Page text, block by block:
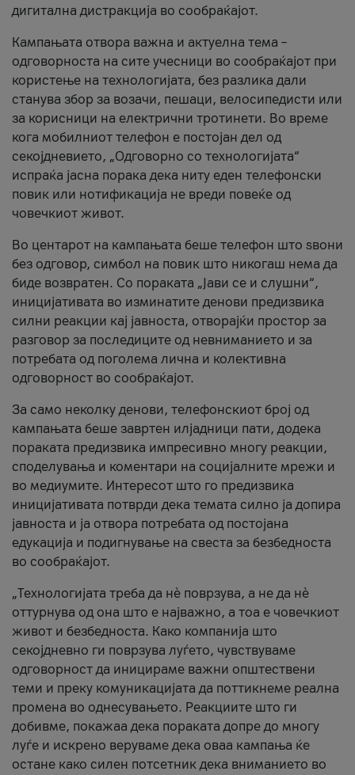
дигитална дистракција во сообраќајот.
Кампањата отвора важна и актуелна тема –
одговорноста на сите учесници во сообраќајот при
користење на технологијата, без разлика дали
станува збор за возачи, пешаци, велосипедисти или
за корисници на електрични тротинети. Во време
кога мобилниот телефон е постојан дел од
секојдневието, „Одговорно со технологијата“
испраќа јасна порака дека ниту еден телефонски
повик или нотификација не вреди повеќе од
човечкиот живот.
Во центарот на кампањата беше телефон што ѕвони
без одговор, симбол на повик што никогаш нема да
биде возвратен. Со пораката „Јави се и слушни“,
иницијативата во изминатите денови предизвика
силни реакции кај јавноста, отворајќи простор за
разговор за последиците од невниманието и за
потребата од поголема лична и колективна
одговорност во сообраќајот.
За само неколку денови, телефонскиот број од
кампањата беше завртен илјадници пати, додека
пораката предизвика импресивно многу реакции,
споделувања и коментари на социјалните мрежи и
во медиумите. Интересот што го предизвика
иницијативата потврди дека темата силно ја допира
јавноста и ја отвора потребата од постојана
едукација и подигнување на свеста за безбедноста
во сообраќајот.
„Технологијата треба да нè поврзува, а не да нè
оттурнува од она што е најважно, а тоа е човечкиот
живот и безбедноста. Како компанија што
секојдневно ги поврзува луѓето, чувствуваме
одговорност да иницираме важни општествени
теми и преку комуникацијата да поттикнеме реална
промена во однесувањето. Реакциите што ги
добивме, покажаа дека пораката допре до многу
луѓе и искрено веруваме дека оваа кампања ќе
остане како силен потсетник дека вниманието во